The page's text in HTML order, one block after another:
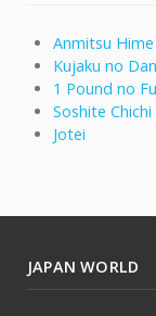
Anmitsu Hime
Kujaku no
1 Pound no
Soshite
Jotei
JAPAN WORLD